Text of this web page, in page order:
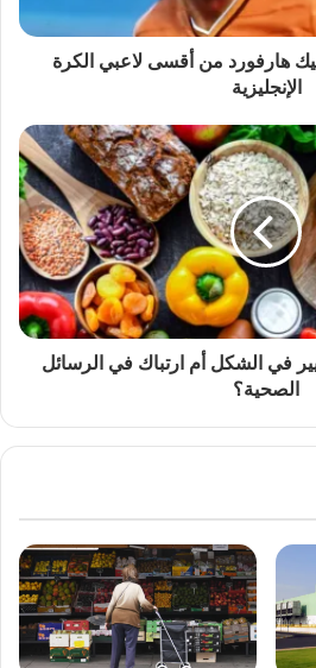
هارفورد من أقسى لاعبي الكرة
الإنجليزية
في الشكل أم ارتباك في الرسائل
الصحية؟